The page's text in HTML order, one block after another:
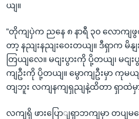
ယျ။
“တိုကျပှဲက ညနေ ၈ နာရီ ၃၀ လောကျ
တာ့ နညျးနညျးဝေးတယျ။ ဒီရှာက
တြယျလေ။ မငျးပွားကို ပို့တယျ၊ မငျ
ကျဦးကို ပို့တယျ။ မွောကျဦးမှာ ကုမ
တျဘူး လကျနကျရှညျနဲ့ထိတာ ရှာထဲမှာ
လကျရှိ ဖားပြောျရှာဘကျမှာ တပ